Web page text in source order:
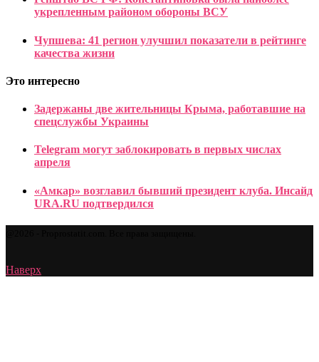
укрепленным районом обороны ВСУ
Чупшева: 41 регион улучшил показатели в рейтинге
качества жизни
Это интересно
Задержаны две жительницы Крыма, работавшие на
спецслужбы Украины
Telegram могут заблокировать в первых числах
апреля
«Амкар» возглавил бывший президент клуба. Инсайд
URA.RU подтвердился
Наверх